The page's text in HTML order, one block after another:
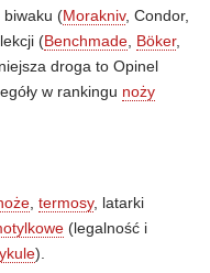
biwaku (Morakniv, Condor,
(Benchmade Böker,
droga to Opinel
w rankingu noży
,termosy, latarki
(legalność i
).